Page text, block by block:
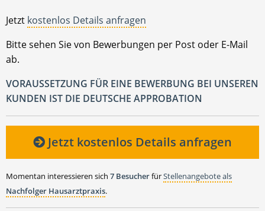
Jetzt kostenlos Details anfragen
Bitte sehen Sie von Bewerbungen per Post oder E-Mail
ab.
VORAUSSETZUNG FÜR EINE BEWERBUNG BEI UNSEREN
KUNDEN IST DIE DEUTSCHE APPROBATION
Jetzt kostenlos Details anfragen
Momentan interessieren sich 7 BesucherfürStellenangebote als
Nachfolger Hausarztpraxis.